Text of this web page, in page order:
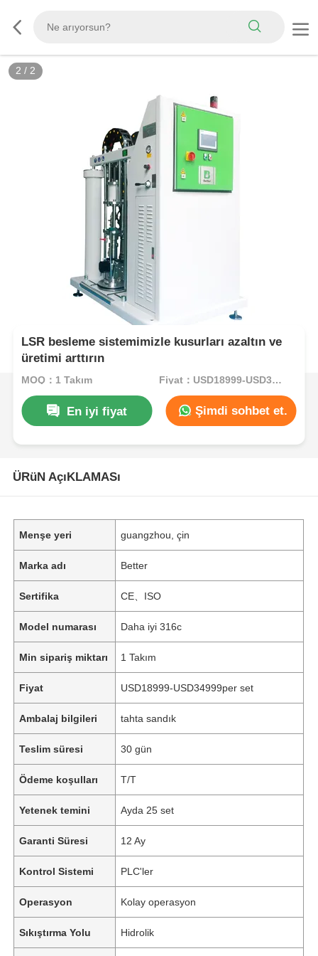
2 / 2
LSR besleme sistemimizle kusurları azaltın ve
üretimi arttırın
MOQ：1 Takım Fiyat：USD18999-USD34999per set
En iyi fiyat Şimdi sohbet et.
ÜRüN AçıKLAMASı
Menşe yeri guangzhou, çin
Marka adı Better
Sertifika CE、ISO
Model numarası Daha iyi 316c
Min sipariş miktarı 1 Takım
Fiyat USD18999-USD34999per set
Ambalaj bilgileri tahta sandık
Teslim süresi 30 gün
Ödeme koşulları T/T
Yetenek temini Ayda 25 set
Garanti Süresi 12 Ay
Kontrol Sistemi PLC'ler
Operasyon Kolay operasyon
Sıkıştırma Yolu Hidrolik